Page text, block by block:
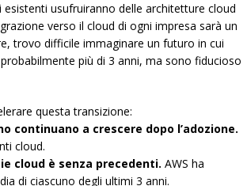
usufruiranno delle architetture cloud
verso il cloud di ogni impresa sarà un
trovo difficile immaginare un futuro in cui
più di 3 anni, ma sono fiducioso
questa transizione:
continuano a crescere dopo l’adozione.
cloud.
cloud è senza precedenti. AWS ha
di ciascuno degli ultimi 3 anni.